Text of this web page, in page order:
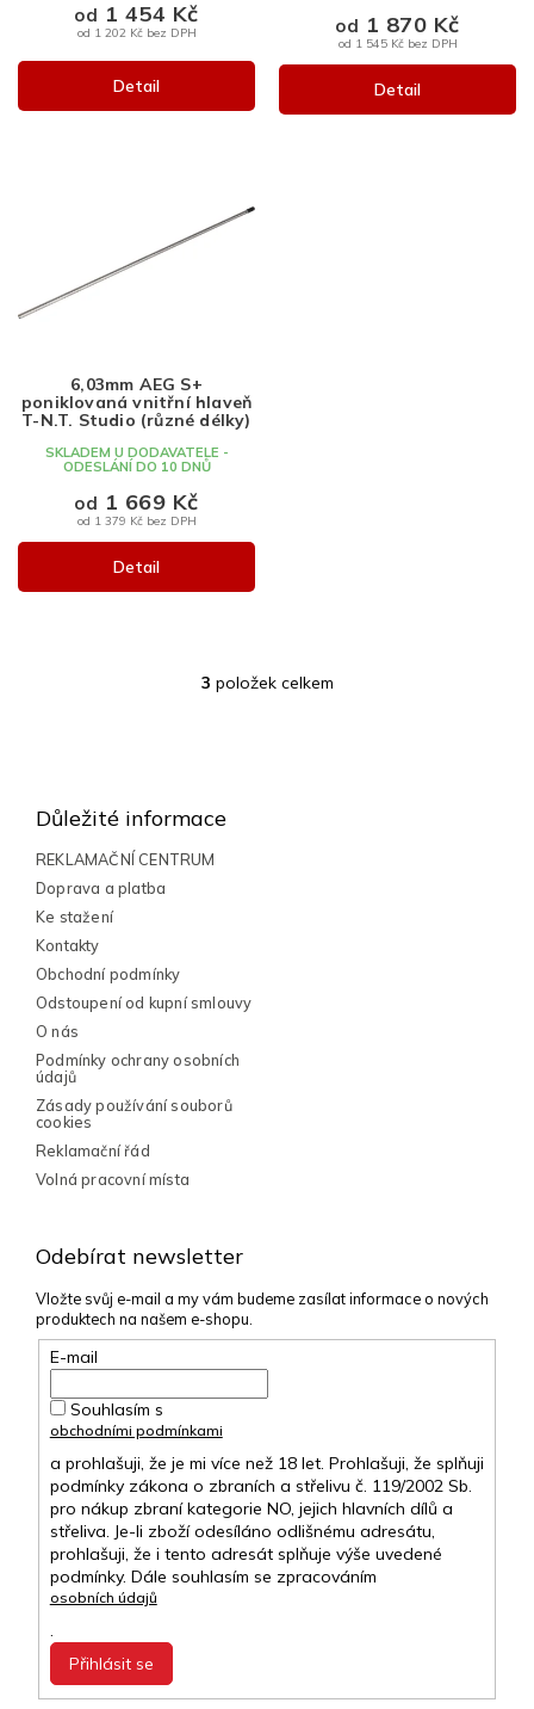
od 1 202 Kč bez DPH
od 1 454 Kč
Detail
od 1 545 Kč bez DPH
od 1 870 Kč
Detail
6,03mm AEG S+
poniklovaná vnitřní hlaveň
T-N.T. Studio (různé délky)
SKLADEM U DODAVATELE -
ODESLÁNÍ DO 10 DNŮ
od 1 379 Kč bez DPH
od 1 669 Kč
Detail
O
3 položek celkem
Odebírat newsletter
Vložte svůj e-mail a my vám budeme zasílat informace o nových
produktech na našem e-shopu.
E-mail
Souhlasím s
obchodními podmínkami
a prohlašuji, že je mi více než 18 let. Prohlašuji, že splňuji
podmínky zákona o zbraních a střelivu č. 119/2002 Sb.
pro nákup zbraní kategorie NO, jejich hlavních dílů a
střeliva. Je-li zboží odesíláno odlišnému adresátu,
prohlašuji, že i tento adresát splňuje výše uvedené
podmínky. Dále souhlasím se zpracováním
osobních údajů
.
Přihlásit se
Důležité informace
REKLAMAČNÍ CENTRUM
Doprava a platba
Ke stažení
Kontakty
Obchodní podmínky
Odstoupení od kupní smlouvy
O nás
Podmínky ochrany osobních
údajů
Zásady používání souborů
cookies
Reklamační řád
Volná pracovní místa